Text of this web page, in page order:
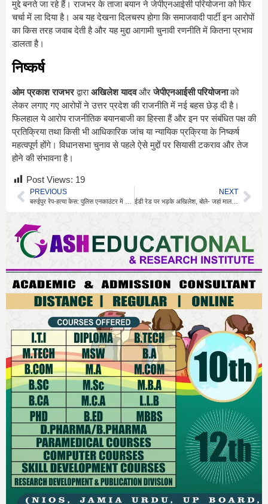
मुद्दे बनते जा रहे हैं। राजभर के ताजा बयान ने जेपीएनआईसी परियोजना को फिर
चर्चा में ला दिया है। अब यह देखना दिलचस्प होगा कि समाजवादी पार्टी इन आरोपों
का किस तरह जवाब देती है और यह मुद्दा आगामी चुनावी रणनीति में कितना प्रभाव
डालता है।
निष्कर्ष
ओम प्रकाश राजभरद्वाराअखिलेश यादवऔरजेपीएनआईसी परियोजनाको
लेकर लगाए गए आरोपों ने उत्तर प्रदेश की राजनीति में नई बहस छेड़ दी है।
फिलहाल ये आरोप राजनीतिक बयानबाजी का हिस्सा हैं और इन पर संबंधित पक्ष की
प्रतिक्रिया तथा किसी भी आधिकारिक जांच या न्यायिक प्रक्रिया के निष्कर्ष
महत्वपूर्ण होंगे। विधानसभा चुनाव से पहले ऐसे मुद्दों पर सियासी टकराव और तेज
होने की संभावना है।
Post Views: 19
PREVIOUS NEXT
ईडी रेड पर भड़के अखिलेश, बोले- जहां माल है वहां छापा मारो